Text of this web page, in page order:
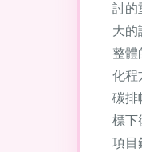
討的
大的
整體
化程
碳排
標下
項目